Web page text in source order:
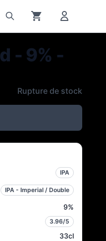
- 9% -
Rupture de stock
IPA
IPA - Imperial / Double
9%
3.96/5
33cl